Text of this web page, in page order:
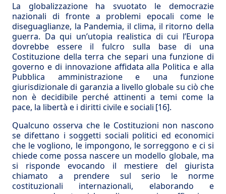
La globalizzazione ha svuotato le democrazie
nazionali di fronte a problemi epocali come le
diseguaglianze, la Pandemia, il clima, il ritorno della
guerra. Da qui un’utopia realistica di cui l’Europa
dovrebbe essere il fulcro sulla base di una
Costituzione della terra che separi una funzione di
governo e di innovazione affidata alla Politica e alla
Pubblica amministrazione e una funzione
giurisdizionale di garanzia a livello globale su ciò che
non è decidibile perché attinenti a temi come la
pace, la libertà e i diritti civile e sociali [16].
Qualcuno osserva che le Costituzioni non nascono
se difettano i soggetti sociali politici ed economici
che le vogliono, le impongono, le sorreggono e ci si
chiede come possa nascere un modello globale, ma
si risponde evocando il mestiere del giurista
chiamato a prendere sul serio le norme
costituzionali internazionali, elaborando e